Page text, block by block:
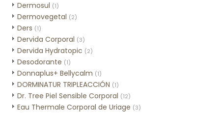
Dermosul (1)
Dermovegetal (2)
Ders (1)
Dervida Corporal (3)
Dervida Hydratopic (2)
Desodorante (1)
Donnaplus+ Bellycalm (1)
DORMINATUR TRIPLEACCIÓN (1)
Dr. Tree Piel Sensible Corporal (12)
Eau Thermale Corporal de Uriage (3)